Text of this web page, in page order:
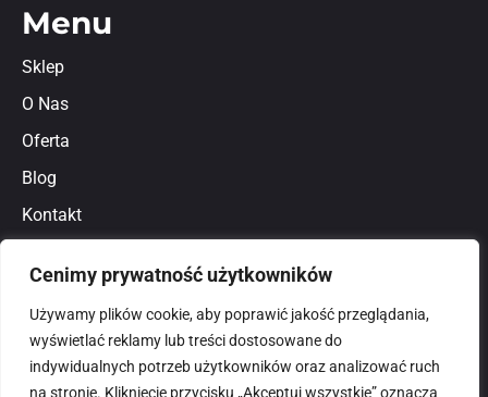
Cenimy prywatność użytkowników
Używamy plików cookie, aby poprawić jakość przeglądania,
wyświetlać reklamy lub treści dostosowane do
indywidualnych potrzeb użytkowników oraz analizować ruch
na stronie. Kliknięcie przycisku „Akceptuj wszystkie” oznacza
Menu
Sklep
O Nas
Oferta
Blog
Kontakt
Polityka prywatności